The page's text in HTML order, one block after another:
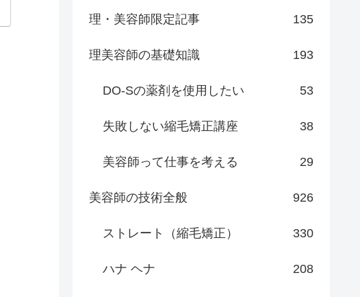
理・美容師限定記事 135
理美容師の基礎知識 193
DO-Sの薬剤を使用したい 53
失敗しない縮毛矯正講座 38
美容師って仕事を考える 29
美容師の技術全般 926
ストレート（縮毛矯正） 330
ハナ ヘナ 208